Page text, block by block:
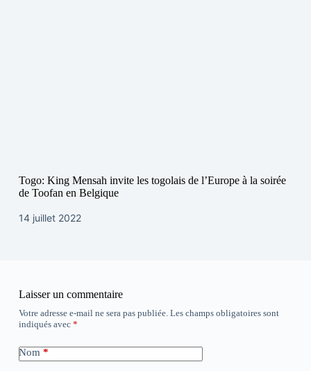
Togo: King Mensah invite les togolais de l’Europe à la soirée
de Toofan en Belgique
14 juillet 2022
Laisser un commentaire
Votre adresse e-mail ne sera pas publiée. Les champs obligatoires sont
indiqués avec *
Nom *